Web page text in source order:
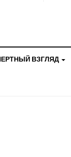
ВЗГЛЯД